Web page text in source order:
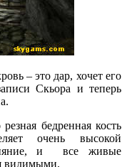
– это дар, хочет его
Скьора и теперь
бедренная кость
очень высокой
и все живые
видимыми.